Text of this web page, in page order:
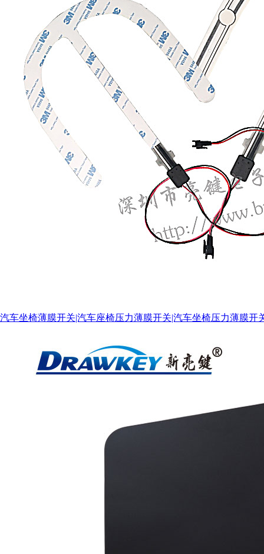
国税务登记证
汽车坐椅薄膜开关|汽车座椅压力薄膜开关|汽车坐椅压力薄膜开